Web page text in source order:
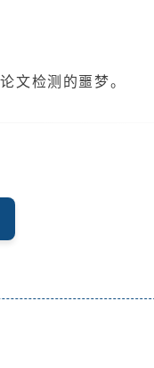
文检测的噩梦。